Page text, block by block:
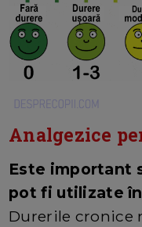
Analgezice
Este important
pot fi utilizate
Durerile cronice